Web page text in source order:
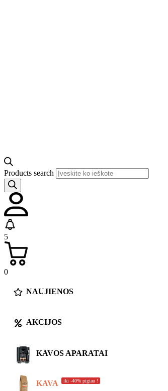
Products search
5
0
NAUJIENOS
AKCIJOS
KAVOS APARATAI
KAVA iki -40% pigiau !